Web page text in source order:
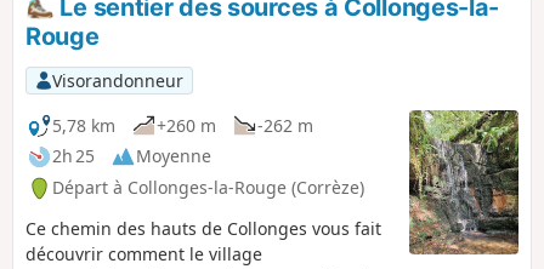
Le sentier des sources à Collonges-la-
Rouge
Visorandonneur
5,78 km
+260 m
-262 m
2h 25
Moyenne
Départ à Collonges-la-Rouge (Corrèze)
Ce chemin des hauts de Collonges vous fait
découvrir comment le village